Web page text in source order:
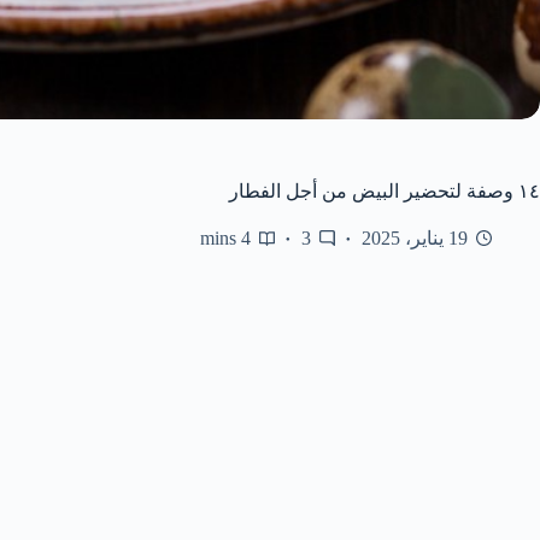
١٤ وصفة لتحضير البيض من أجل الفطار
19 يناير، 2025 3
4 mins